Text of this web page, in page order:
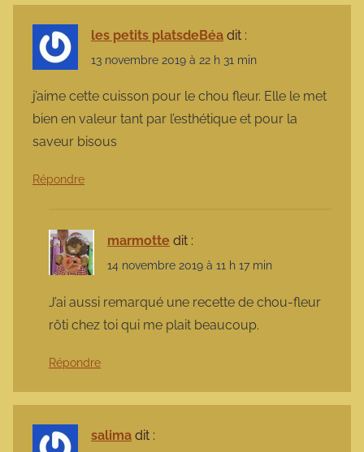
les petits platsdeBéa dit :
13 novembre 2019 à 22 h 31 min
j’aime cette cuisson pour le chou fleur. Elle le met
bien en valeur tant par l’esthétique et pour la
saveur bisous
Répondre
marmotte dit :
14 novembre 2019 à 11 h 17 min
J’ai aussi remarqué une recette de chou-fleur
rôti chez toi qui me plait beaucoup.
Répondre
salima dit :